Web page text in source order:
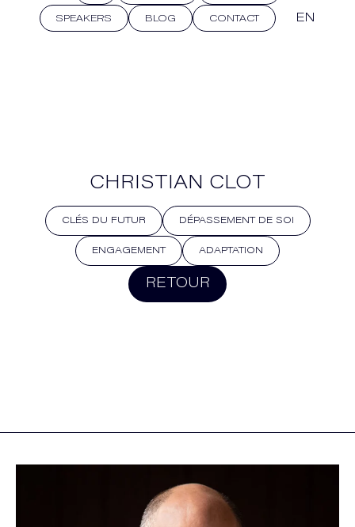
SPEAKERS BLOG CONTACT EN
CHRISTIAN CLOT
CLÉS DU FUTUR DÉPASSEMENT DE SOI
ENGAGEMENT ADAPTATION
RETOUR